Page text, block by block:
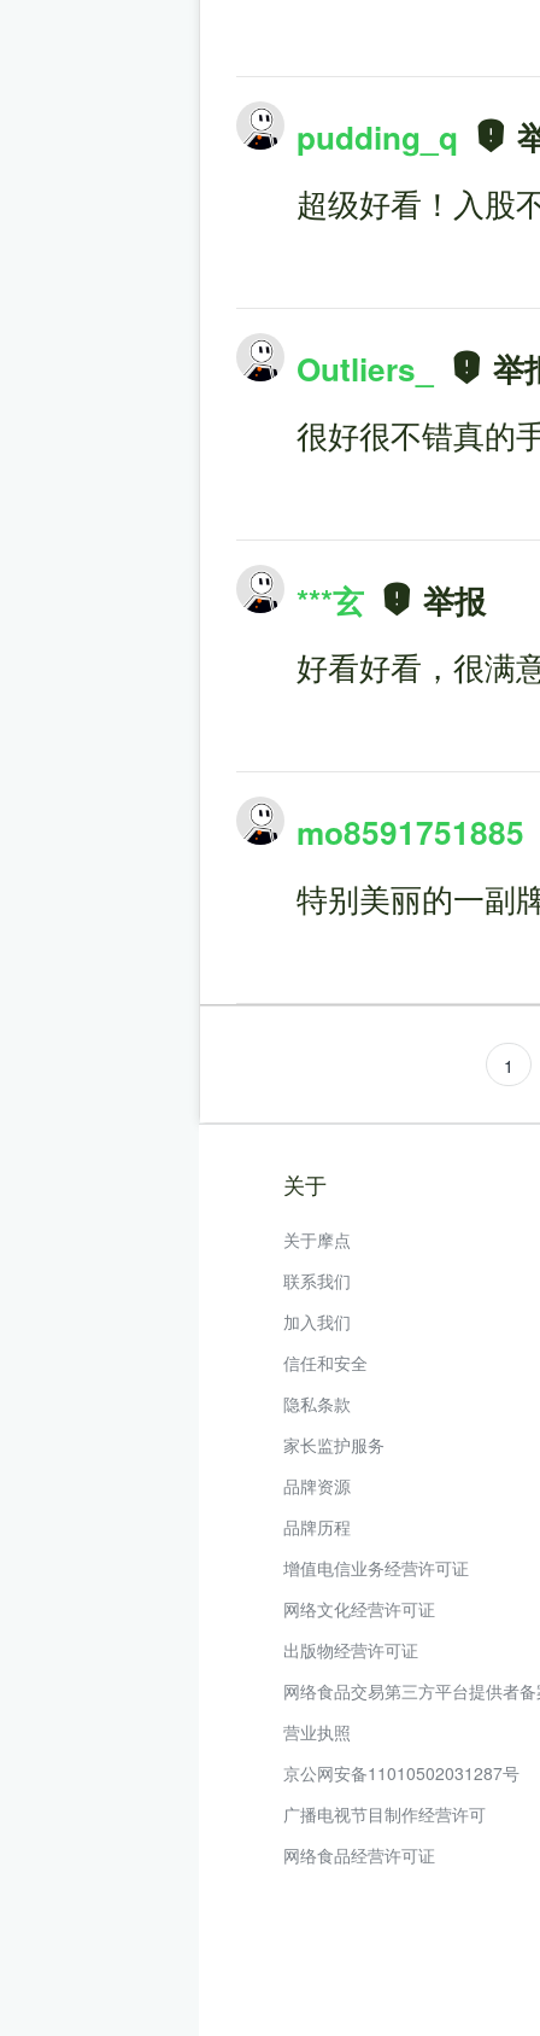
pudding_q
超级好看！入股
Outliers_
举
很好很不错真的
***玄
举报
好看好看，很满
mo8591751885
特别美丽的一副
1
关于
关于摩点
联系我们
加入我们
信任和安全
隐私条款
家长监护服务
品牌资源
品牌历程
增值电信业务经营许可证
网络文化经营许可证
出版物经营许可证
网络食品交易第三方平台提供者
营业执照
京公网安备11010502031287号
广播电视节目制作经营许可
网络食品经营许可证